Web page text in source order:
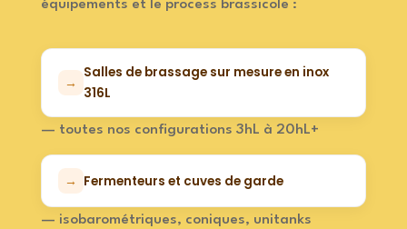
équipements et le process brassicole :
Salles de brassage sur mesure en inox
316L
— toutes nos configurations 3hL à 20hL+
Fermenteurs et cuves de garde
— isobarométriques, coniques, unitanks